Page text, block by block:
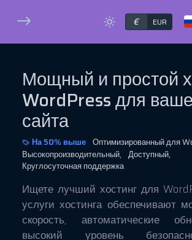
€ EUR
Мощный и простой
WordPress для
сайта
На 50% выше Оптимизированный для
Высокопроизводительный, Доступный,
Круглосуточная поддержка
Ищете лучший хостинг для
услуги хостинга обеспечивают
скорость, автоматические
высокий уровень